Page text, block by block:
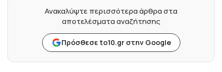
Ανακαλύψτε περισσότερα άρθρα στα
αποτελέσματα αναζήτησης
Πρόσθεσε to10.gr στην Google